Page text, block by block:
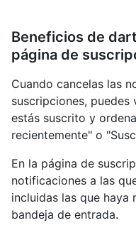
Beneficios de
página de
Cuando cancelas las
suscripciones,
estás suscrito y
recientemente" o
En la página de
notificaciones a las
incluidas las que haya
bandeja de entrada.